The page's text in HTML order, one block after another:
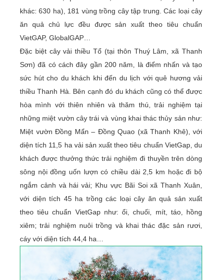
khác: 630 ha), 181 vùng trồng cây tập trung. Các loại cây
ăn quả chủ lực đều được sản xuất theo tiêu chuẩn
VietGAP, GlobalGAP…
Đặc biệt cây vải thiều Tổ (tại thôn Thuý Lâm, xã Thanh
Sơn) đã có cách đây gần 200 năm, là điểm nhấn và tạo
sức hút cho du khách khi đến du lịch với quê hương vải
thiều Thanh Hà. Bên cạnh đó du khách cũng có thể được
hòa mình với thiên nhiên và thăm thú, trải nghiệm tại
những miệt vườn cây trái và vùng khai thác thủy sản như:
Miệt vườn Đồng Mẩn – Đồng Quao (xã Thanh Khê), với
diện tích 11,5 ha vải sản xuất theo tiêu chuẩn VietGap, du
khách được thưởng thức trải nghiệm đi thuyền trên dòng
sông nội đồng uốn lượn có chiều dài 2,5 km hoặc đi bộ
ngắm cảnh và hái vải; Khu vực Bãi Soi xã Thanh Xuân,
với diện tích 45 ha trồng các loại cây ăn quả sản xuất
theo tiêu chuẩn VietGap như: ổi, chuối, mít, táo, hồng
xiêm; trải nghiệm nuôi trồng và khai thác đặc sản rươi,
cáy với diện tích 44,4 ha…